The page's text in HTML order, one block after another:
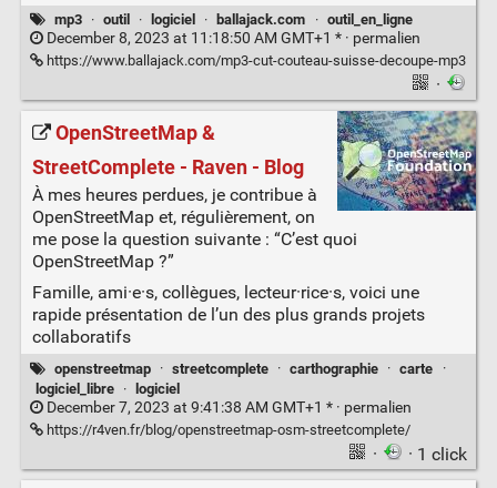
mp3 · outil · logiciel · ballajack.com · outil_en_ligne
December 8, 2023 at 11:18:50 AM GMT+1 * · permalien
https://www.ballajack.com/mp3-cut-couteau-suisse-decoupe-mp3
·
OpenStreetMap &
StreetComplete - Raven - Blog
À mes heures perdues, je contribue à
OpenStreetMap et, régulièrement, on
me pose la question suivante : “C’est quoi
OpenStreetMap ?”
Famille, ami·e·s, collègues, lecteur·rice·s, voici une
rapide présentation de l’un des plus grands projets
collaboratifs
openstreetmap · streetcomplete · carthographie · carte
·
logiciel_libre
· logiciel
December 7, 2023 at 9:41:38 AM GMT+1 * · permalien
https://r4ven.fr/blog/openstreetmap-osm-streetcomplete/
· · 1 click